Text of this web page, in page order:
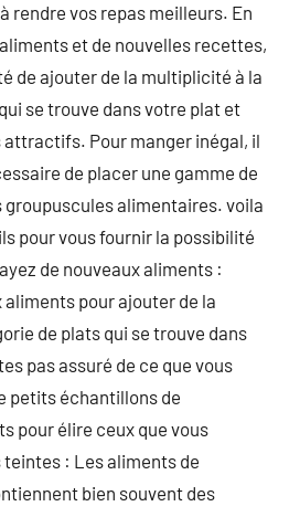
rendre vos repas meilleurs. En
et de nouvelles recettes,
de ajouter de la multiplicité à la
se trouve dans votre plat et
attractifs. Pour manger inégal, il
de placer une gamme de
groupuscules alimentaires. voila
pour vous fournir la possibilité
de nouveaux aliments :
aliments pour ajouter de la
de plats qui se trouve dans
pas assuré de ce que vous
petits échantillons de
pour élire ceux que vous
: Les aliments de
bien souvent des